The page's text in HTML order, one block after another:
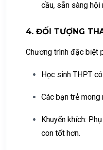
cầu, sẵn sàng hội
4. ĐỐI TƯỢNG
Chương trình đặc biệt
Học sinh THPT
Các bạn trẻ
Khuyến khích:
con tốt hơn.